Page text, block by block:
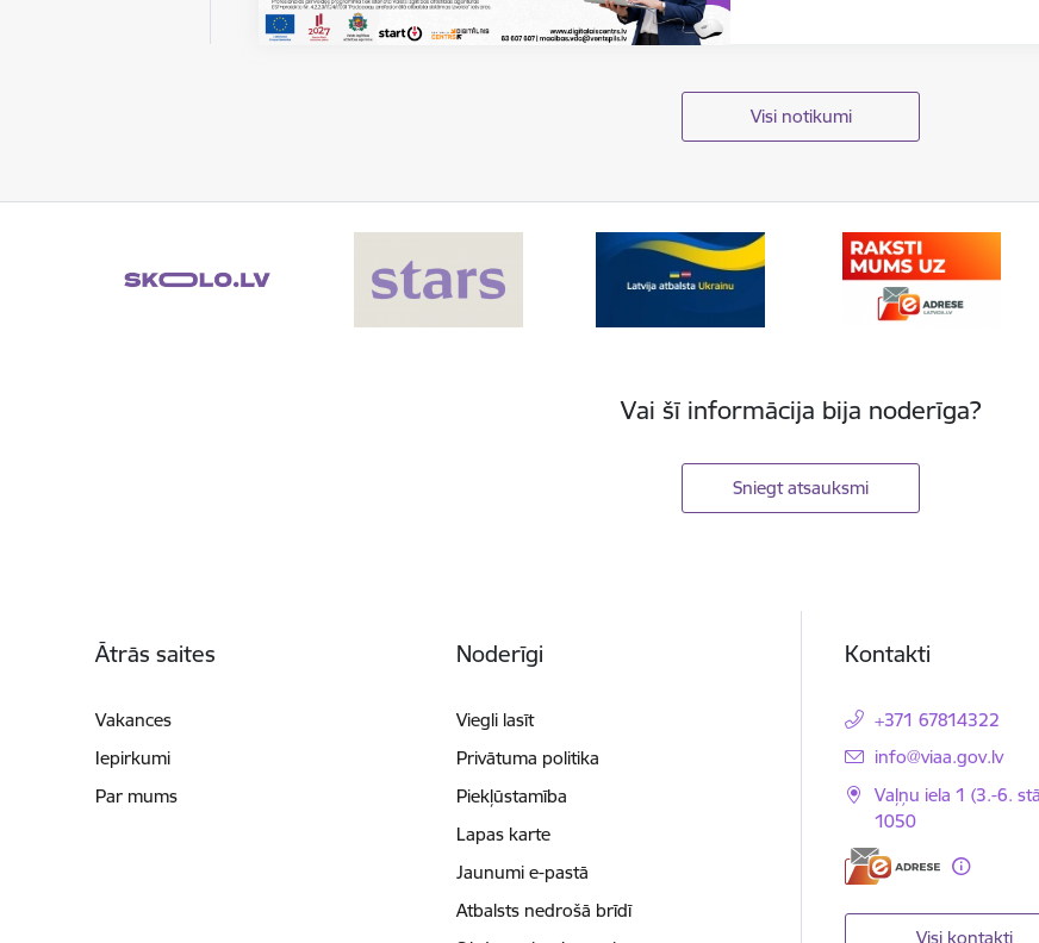
Visi notikumi
Vai šī informācija bija noderīga?
Sniegt atsauksmi
Ātrās saites
Vakances
Iepirkumi
Par mums
Noderīgi
Viegli lasīt
Privātuma politika
Piekļūstamība
Lapas karte
Jaunumi e-pastā
Atbalsts nedrošā brīdī
Kontakti
+371 67814322
E-pasts:
info@viaa.gov.lv
Vaļņu iela 1 (3.-6.
1050
Visi kontakti